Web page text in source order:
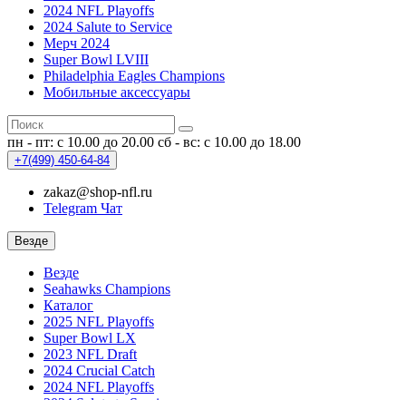
2024 NFL Playoffs
2024 Salute to Service
Мерч 2024
Super Bowl LVIII
Philadelphia Eagles Champions
Мобильные аксессуары
пн - пт: с 10.00 до 20.00 сб - вс: с 10.00 до 18.00
+7(499) 450-64-84
zakaz@shop-nfl.ru
Telegram Чат
Везде
Везде
Seahawks Champions
Каталог
2025 NFL Playoffs
Super Bowl LX
2023 NFL Draft
2024 Crucial Catch
2024 NFL Playoffs